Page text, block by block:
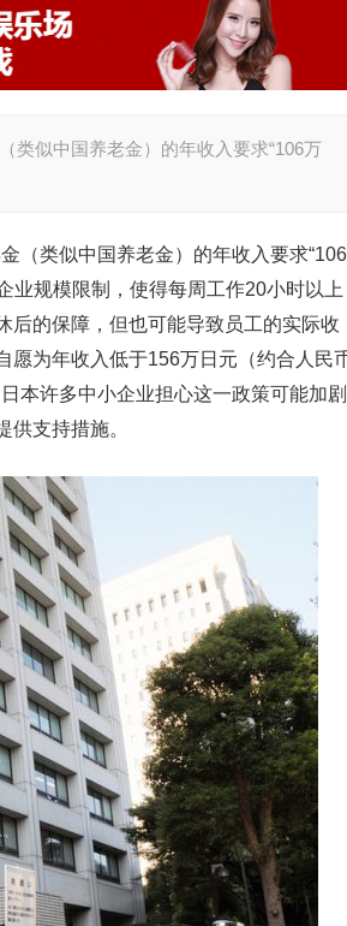
类似中国养老金）的年收入要求“106万
（类似中国养老金）的年收入要求“106
业规模限制，使得每周工作20小时以上
后的保障，但也可能导致员工的实际收
愿为年收入低于156万日元（约合人民
本许多中小企业担心这一政策可能加剧
支持措施。